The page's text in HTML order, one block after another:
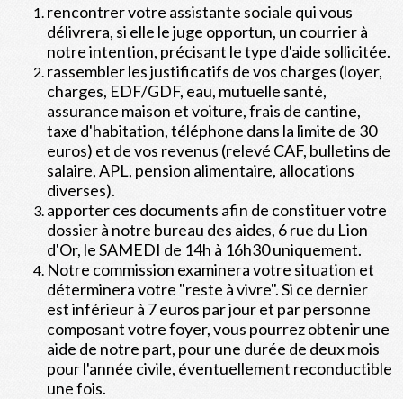
rencontrer votre assistante sociale qui vous
délivrera, si elle le juge opportun, un courrier à
notre intention, précisant le type d'aide sollicitée.
rassembler les justificatifs de vos charges (loyer,
charges, EDF/GDF, eau, mutuelle santé,
assurance maison et voiture, frais de cantine,
taxe d'habitation, téléphone dans la limite de 30
euros) et de vos revenus (relevé CAF, bulletins de
salaire, APL, pension alimentaire, allocations
diverses).
apporter ces documents afin de constituer votre
dossier à notre bureau des aides, 6 rue du Lion
d'Or, le SAMEDI de 14h à 16h30 uniquement.
Notre commission examinera votre situation et
déterminera votre "reste à vivre". Si ce dernier
est inférieur à 7 euros par jour et par personne
composant votre foyer, vous pourrez obtenir une
aide de notre part, pour une durée de deux mois
pour l'année civile, éventuellement reconductible
une fois.